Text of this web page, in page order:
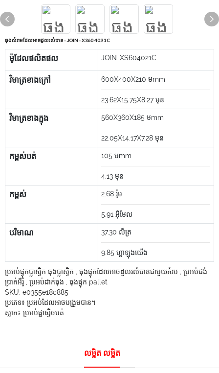
ធុងសំរាមដែលអាចដួលរលំបាន-JOIN-XS604021C
ម៉ូដែលផលិតផល JOIN-XS604021C
វិមាត្រខាងក្រៅ 600X400X210 មmm
23.62X15.75X8.27មុន
វិមាត្រខាងក្នុង 560X360X185 មmm
22.05X14.17X7.28 មុន
កម្ពស់បត់ 105 មmm
4.13 មុន
កម្ពស់ 2.68 រ៉ូម
5.91 អ៊ីមែល
បរិមាណ 37.30 លីត្រ
9.85 ហ្គាឡុងយើង
ប្រអប់ផ្ទុកប្លាស្ទិក ធុងប្លាស្ទិក ធុងផ្ទុកដែលអាចដួលរលំបានជាមួយគំរប
ប្រអប់ជង់
ប្រាក់អឺរ៉ូ
ប្រអប់ដាក់ធុង
ធុងផ្ទុក pallet
SKU: e0355e18c885
ប្រភេទ៖ ប្រអប់ដែលអាចបង្រួមបាន។
ស្លាក៖ ប្រអប់ផ្លាស្ទិចបត់
លម្អិត លម្អិត